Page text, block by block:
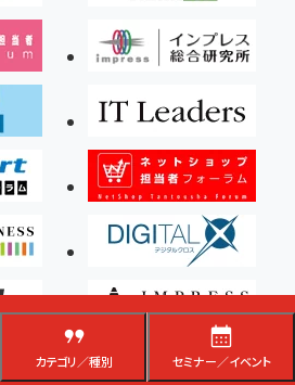
カテゴリ／種別 セミナー／イベント